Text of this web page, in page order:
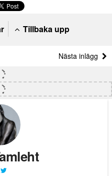
Tillbaka upp
Nästa inlägg